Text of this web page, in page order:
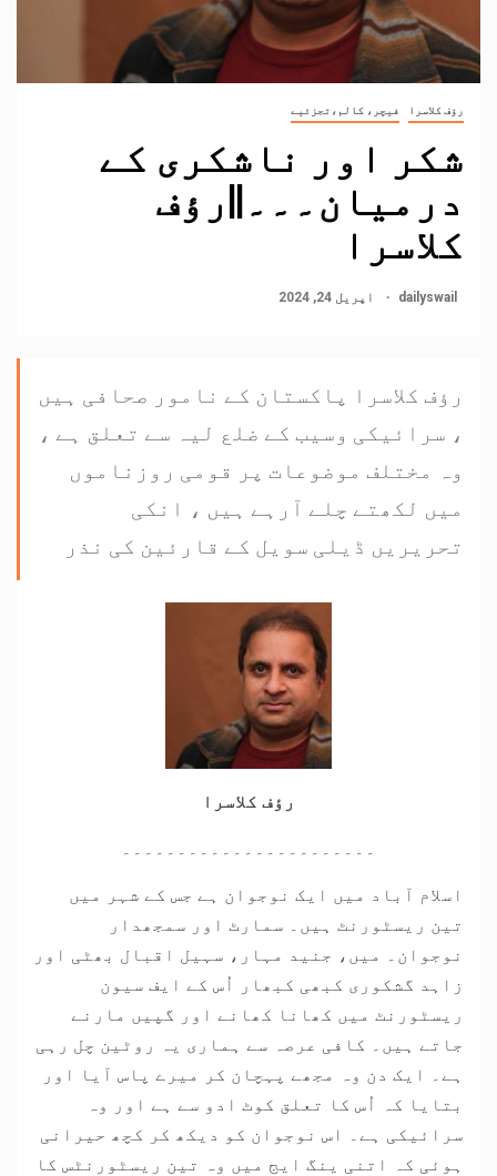
رؤف کلاسرا فیچر، کالم،تجزئیے
شکر اور ناشکری کے
درمیان۔۔۔||رؤف
کلاسرا
dailyswail اپریل 24, 2024
رؤف کلاسرا پاکستان کے نامور صحافی ہیں
، سرائیکی وسیب کے ضلع لیہ سے تعلق ہے ،
وہ مختلف موضوعات پر قومی روزناموں
میں لکھتے چلے آرہے ہیں ، انکی
تحریریں ڈیلی سویل کے قارئین کی نذر
رؤف کلاسرا
۔۔۔۔۔۔۔۔۔۔۔۔۔۔۔۔۔۔۔۔۔۔۔
اسلام آباد میں ایک نوجوان ہے جس کے شہر میں
تین ریسٹورنٹ ہیں۔ سمارٹ اور سمجھدار
نوجوان۔ میں، جنید مہار، سہیل اقبال بھٹی اور
زاہد گشکوری کبھی کبھار اُس کے ایف سیون
ریسٹورنٹ میں کھانا کھانے اور گپیں مارنے
جاتے ہیں۔ کافی عرصہ سے ہماری یہ روٹین چل رہی
ہے۔ ایک دن وہ مجھے پہچان کر میرے پاس آیا اور
بتایا کہ اُس کا تعلق کوٹ ادو سے ہے اور وہ
سرائیکی ہے۔ اس نوجوان کو دیکھ کر کچھ حیرانی
ہوئی کہ اتنی ینگ ایج میں وہ تین ریسٹورنٹس کا